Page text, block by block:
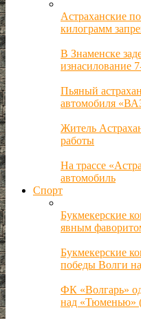
Астраханские
килограмм
В Знаменске
изнасилование
Пьяный
автомобиля
Житель
работы
На трассе
автомобиль
Спорт
Букмекерские
явным
Букмекерские
победы Волги
ФК «Волгарь»
над «Тюменью»